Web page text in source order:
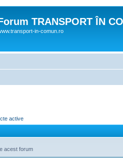
TRANSPORT ÎN
in-comun.ro
active
acest forum